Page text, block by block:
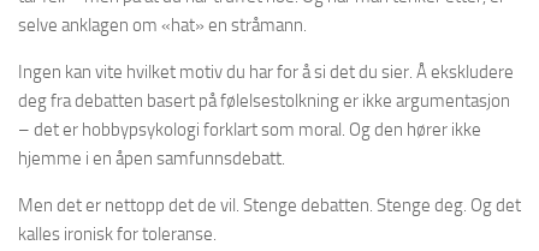
selve anklagen om «hat» en stråmann.
Ingen kan vite hvilket motiv du har for å si det du sier. Å ekskludere
deg fra debatten basert på følelsestolkning er ikke argumentasjon
– det er hobbypsykologi forklart som moral. Og den hører ikke
hjemme i en åpen samfunnsdebatt.
Men det er nettopp det de vil. Stenge debatten. Stenge deg. Og det
kalles ironisk for toleranse.